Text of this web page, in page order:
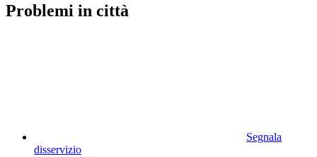
Problemi in città
Segnala
disservizio